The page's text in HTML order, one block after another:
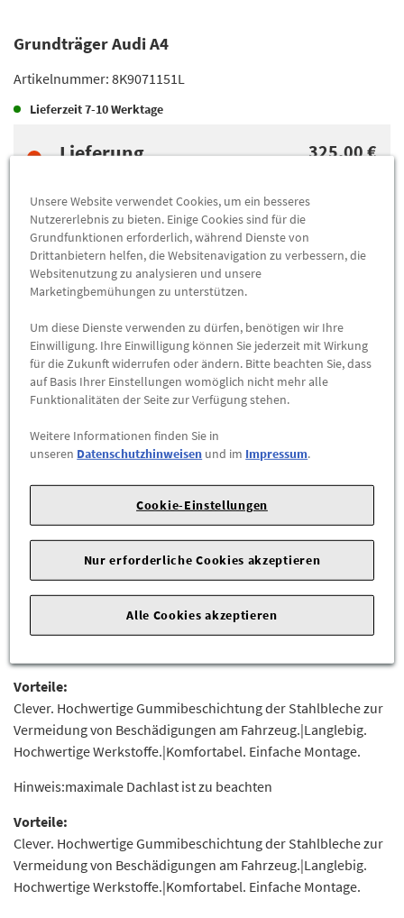
Grundträger Audi A4
Artikelnummer: 8K9071151L
Lieferzeit7-10 Werktage
Lieferung
Versandkostenfrei
325,00 €
Abholung
Preis inkl.19%MwSt.
Abholbar andiesen Standorten
325,00 €
-
ZUM WARENKORB HINZUFÜGEN
Herstellerangaben:AUDI AG |Auto-Union-Str. 1 |
Ingolstadt |
Die Original Dachträger als ideale Basis für vielseitige
Transportmöglichkeiten auf dem Fahrzeugdach.
Dachträger aus pulverbeschichtetem und aerodynamisch
geformtem Aluminiumprofil mit Befestigungselementen aus
Kunststoff. Sicherung des Systems durch diebstahlhemmende
Verschlusseinrichtung.Eigengewicht: ca. 4 kgLieferumfang: 1
Vorteile:
Clever. Hochwertige Gummibeschichtung der Stahlbleche zur
Vermeidung von Beschädigungen am Fahrzeug.|Langlebig.
Hochwertige Werkstoffe.|Komfortabel. Einfache Montage.
Hinweis:maximale Dachlast ist zu beachten
Vorteile:
Clever. Hochwertige Gummibeschichtung der Stahlbleche zur
Vermeidung von Beschädigungen am Fahrzeug.|Langlebig.
Hochwertige Werkstoffe.|Komfortabel. Einfache Montage.
Unsere Website verwendet Cookies, um ein besseres
Nutzererlebnis zu bieten. Einige Cookies sind für die
Grundfunktionen erforderlich, während Dienste von
Drittanbietern helfen, die Websitenavigation zu verbessern, die
Websitenutzung zu analysieren und unsere
Marketingbemühungen zu unterstützen.
Um diese Dienste verwenden zu dürfen, benötigen wir Ihre
Einwilligung. Ihre Einwilligung können Sie jederzeit mit Wirkung
für die Zukunft widerrufen oder ändern. Bitte beachten Sie, dass
auf Basis Ihrer Einstellungen womöglich nicht mehr alle
Funktionalitäten der Seite zur Verfügung stehen.
Weitere Informationen finden Sie in
unseren Datenschutzhinweisen und im Impressum.
Cookie-Einstellungen
Nur erforderliche Cookies akzeptieren
Alle Cookies akzeptieren